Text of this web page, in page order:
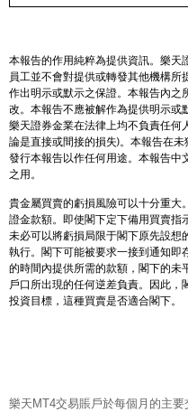
本報告的作用純粹為提供資訊。樂天
員工並不會對提供或轉發其他機構
作出明示或默示之保證。本報告內之
改。本報告不應被解作為提供明示或
樂天證券金業在法律上均不負責任何
論是直接或間接的損失)。本報告在
發行本報告以作任何用途。本報告中
之用。
貴金屬買賣的虧損風險可以十分重大
證金款額。即使閣下定下備用買賣指
未必可以將虧損局限于閣下原先設想
執行。閣下可能被要求一接到通知即
的時間內提供所需的款額，閣下的未
戶口所出現的任何逆差負責。因此，
投資目標，這種買賣是否適合閣下。
樂天MT4交易賬戶於每個月的主